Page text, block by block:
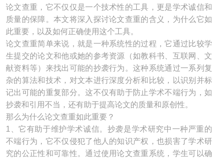
论文查重，它不仅仅是一个技术性的工具，更是学术诚信和
质量的保障。本文将深入探讨论文查重的含义，为什么它如
此重要，以及如何正确使用这个工具。
论文查重简单来说，就是一种系统性的过程，它通过比较学
生提交的论文和他或她的参考资源（如教科书、互联网、文
献资料等）来找出可能的抄袭行为。这种系统通过一系列复
杂的算法和技术，对文本进行深度分析和比较，以识别并标
记出可能的重复部分。这不仅有助于防止学术不端行为，如
抄袭和引用不当，还有助于提高论文的质量和原创性。
那么为什么论文查重如此重要？
1、它有助于维护学术诚信。抄袭是学术研究中一种严重的
不端行为，它不仅侵犯了他人的知识产权，也损害了学术研
究的公正性和可靠性。通过使用论文查重系统，学生可以确